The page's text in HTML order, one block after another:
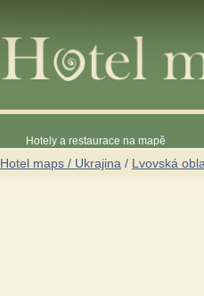
Hotely a restaurace na mapě
Hotel maps / Ukrajina / Lvovská